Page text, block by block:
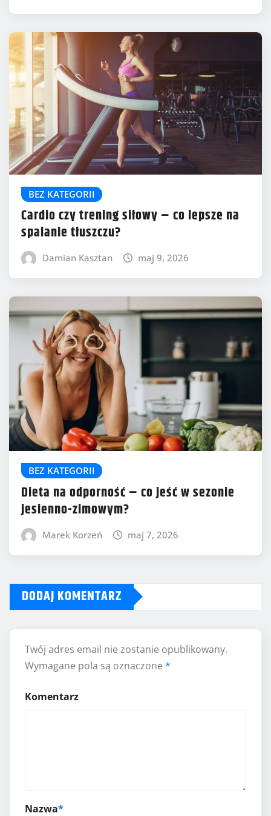
BEZ KATEGORII
Cardio czy trening siłowy – co lepsze na
spalanie tłuszczu?
Damian Kasztan maj 9, 2026
BEZ KATEGORII
Dieta na odporność – co jeść w sezonie
jesienno-zimowym?
Marek Korzeń maj 7, 2026
DODAJ KOMENTARZ
Twój adres email nie zostanie opublikowany.
Wymagane pola są oznaczone *
Komentarz
Nazwa*